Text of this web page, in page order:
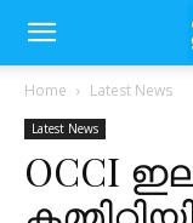
Home Latest News
Latest News
OCCI